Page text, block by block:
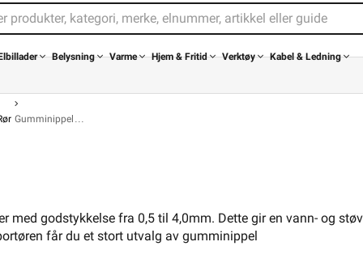
Gummigjennomføring, beregnet for hull uten
med godstykkelse 0,5 til 4,0 mm . Gir en
raskt og enkelt uten verktøy. Materiale:
Belysning Varme Hjem & Fritid Verktøy Kabel & Ledning
Gumminippel
med godstykkelse fra 0,5 til 4,0mm. Dette gir en vann- og
får du et stort utvalg av gumminippel